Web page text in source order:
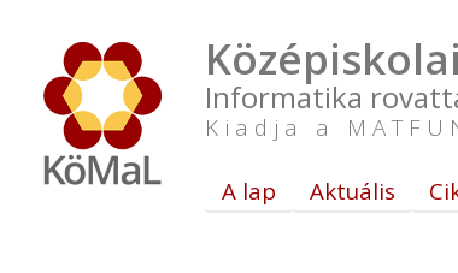
Informatika
Kiadja a
A lap Aktuális